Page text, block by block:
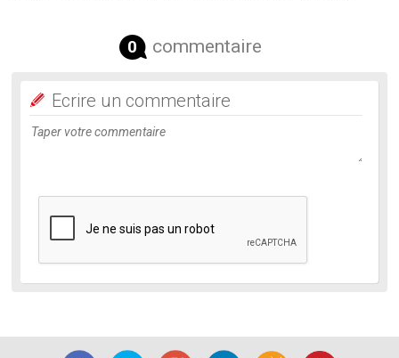
0 commentaire
Ecrire un commentaire